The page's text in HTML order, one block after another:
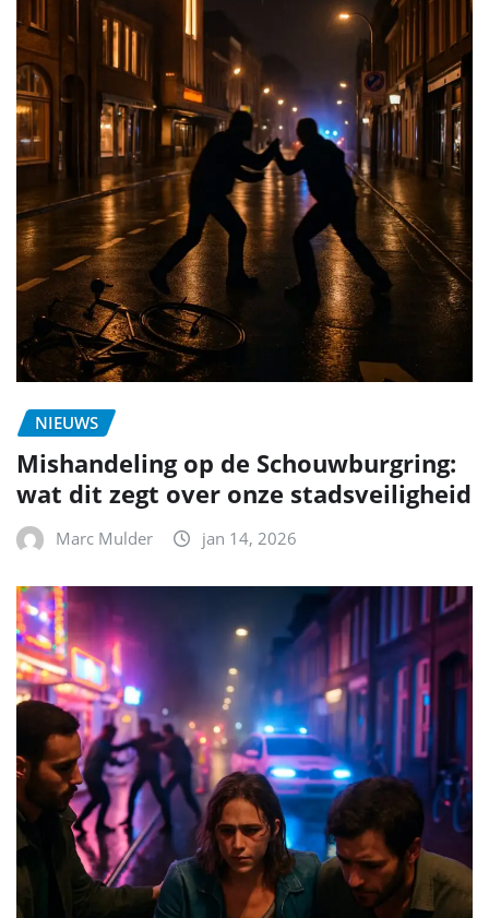
NIEUWS
Mishandeling op de Schouwburgring:
wat dit zegt over onze stadsveiligheid
Marc Mulder jan 14, 2026